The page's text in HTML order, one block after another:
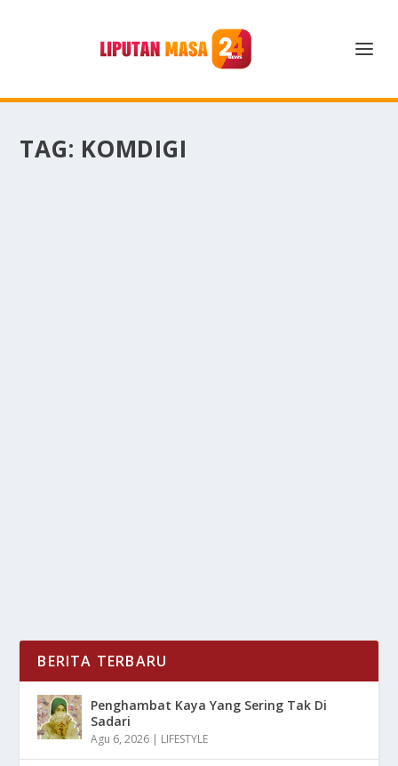
TAG: KOMDIGI
BERITA TERBARU
Penghambat Kaya Yang Sering Tak Di
Sadari
Agu 6, 2026 | LIFESTYLE